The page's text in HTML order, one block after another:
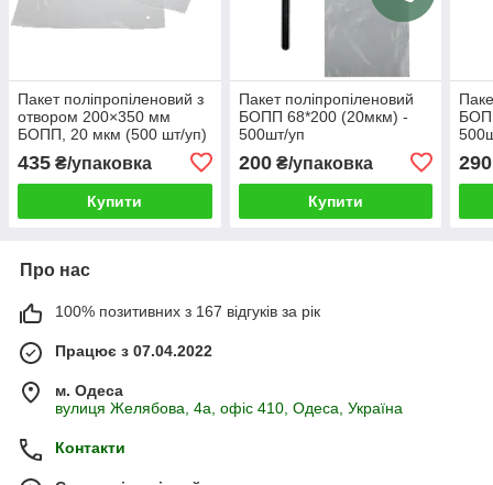
Пакет поліпропіленовий з
отвором 200×350 мм
БОПП, 20 мкм (500 шт/уп)
435 ₴/упаковка
Купити
Пакет поліпропіленовий
БОПП 68*200 (20мкм) -
500шт/уп
200₴/упаковка
Купити
290
Про нас
100% позитивних з 167 відгуків за рік
Працює з 07.04.2022
м. Одеса
вулиця Желябова, 4а, офіс 410, Одеса, Україна
Контакти